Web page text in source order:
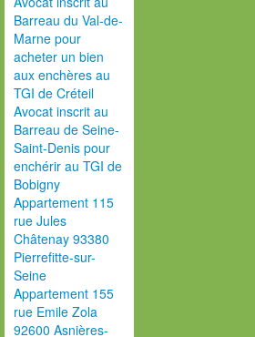
Barreau du Val-de-
Marne pour
acheter un bien
aux enchères au
TGI de Créteil
Avocat inscrit au
Barreau de Seine-
Saint-Denis pour
enchérir au TGI de
Bobigny
Appartement 115
rue Jules
Châtenay 93380
Pierrefitte-sur-
Seine
Appartement 155
rue Emile Zola
92600 Asnières-